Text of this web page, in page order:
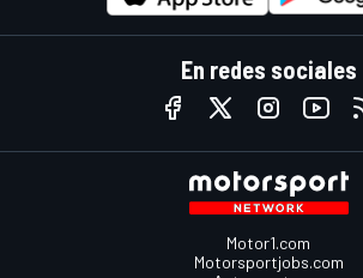
En redes sociales
Motor1.com
Motorsportjobs.com